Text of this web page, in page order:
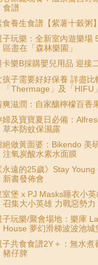
食譜
食養生食譜【紫薯十穀粥】
子玩樂：全新室內遊樂場
區盡在「森林樂園」
卡樂B採購嬰兒用品 迎接
孩子需要好好保養 詳盡比
「Thermage」及「HIFU」
爽滋潤：自家釀檸檬百香
婦及寶寶夏日必備：
草本防蚊保濕露
絕做黃面婆：Bikendo 美
注氧炭酸水素水面膜
永遠的25歲》Stay Young
新書發佈會
室堡 x PJ Masks睡衣小英
召集大小英雄 力戰惡勢力
子玩樂/聚會場地：樂庫
House 夢幻滑梯波波池城
子共食食譜2Y＋：無水煮
豬仔脾